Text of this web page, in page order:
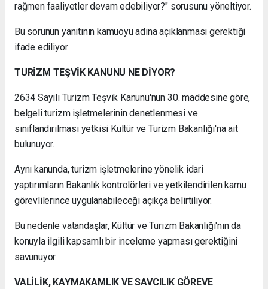
rağmen faaliyetler devam edebiliyor?" sorusunu yöneltiyor.
Bu sorunun yanıtının kamuoyu adına açıklanması gerektiği
ifade ediliyor.
TURİZM TEŞVİK KANUNU NE DİYOR?
2634 Sayılı Turizm Teşvik Kanunu'nun 30. maddesine göre,
belgeli turizm işletmelerinin denetlenmesi ve
sınıflandırılması yetkisi Kültür ve Turizm Bakanlığı'na ait
bulunuyor.
Aynı kanunda, turizm işletmelerine yönelik idari
yaptırımların Bakanlık kontrolörleri ve yetkilendirilen kamu
görevlilerince uygulanabileceği açıkça belirtiliyor.
Bu nedenle vatandaşlar, Kültür ve Turizm Bakanlığı'nın da
konuyla ilgili kapsamlı bir inceleme yapması gerektiğini
savunuyor.
VALİLİK, KAYMAKAMLIK VE SAVCILIK GÖREVE